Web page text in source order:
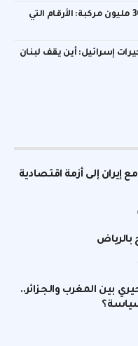
إنجاز GAC Group بإنتاج 30 مليون مركبة: الأرقام التي
إسرائيل: أين يقف لبنان
إيران إلى أزمة اقتصادية
بين المغرب والجزائر..